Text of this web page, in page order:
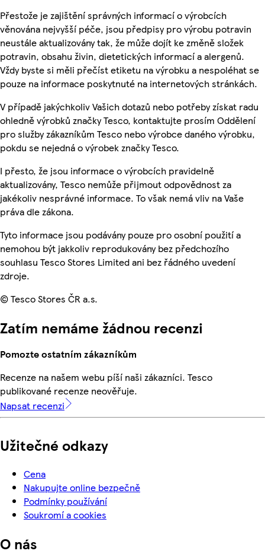
Přestože je zajištění správných informací o výrobcích
věnována nejvyšší péče, jsou předpisy pro výrobu potravin
neustále aktualizovány tak, že může dojít ke změně složek
potravin, obsahu živin, dietetických informací a alergenů.
Vždy byste si měli přečíst etiketu na výrobku a nespoléhat se
pouze na informace poskytnuté na internetových stránkách.
V případě jakýchkoliv Vašich dotazů nebo potřeby získat radu
ohledně výrobků značky Tesco, kontaktujte prosím Oddělení
pro služby zákazníkům Tesco nebo výrobce daného výrobku,
pokdu se nejedná o výrobek značky Tesco.
I přesto, že jsou informace o výrobcích pravidelně
aktualizovány, Tesco nemůže přijmout odpovědnost za
jakékoliv nesprávné informace. To však nemá vliv na Vaše
práva dle zákona.
Tyto informace jsou podávány pouze pro osobní použití a
nemohou být jakkoliv reprodukovány bez předchozího
souhlasu Tesco Stores Limited ani bez řádného uvedení
zdroje.
© Tesco Stores ČR a.s.
Zatím nemáme žádnou recenzi
Pomozte ostatním zákazníkům
Recenze na našem webu píší naši zákazníci. Tesco
publikované recenze neověřuje.
Napsat recenzi
Užitečné odkazy
Cena
Nakupujte online bezpečně
Podmínky používání
Soukromí a cookies
O nás